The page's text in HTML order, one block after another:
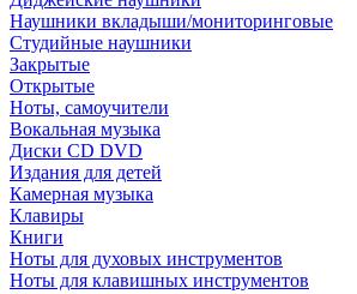
Наушники вкладыши/мониторинговые
Студийные наушники
Закрытые
Открытые
Ноты, самоучители
Вокальная музыка
Диски CD DVD
Издания для детей
Камерная музыка
Клавиры
Книги
Ноты для духовых инструментов
Ноты для клавишных инструментов